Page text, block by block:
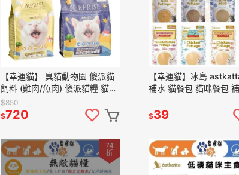
【幸運貓】 臭貓動物園 傻派貓
飼料 (雞肉/魚肉) 傻派貓糧 貓咪
飼料 貓飼料 貓糧 挑嘴貓飼料 高
肉量貓飼料 臭貓
$850
$720
【幸運貓】冰島
補水 貓餐包 貓咪餐包 補水餐包
$39
74
折